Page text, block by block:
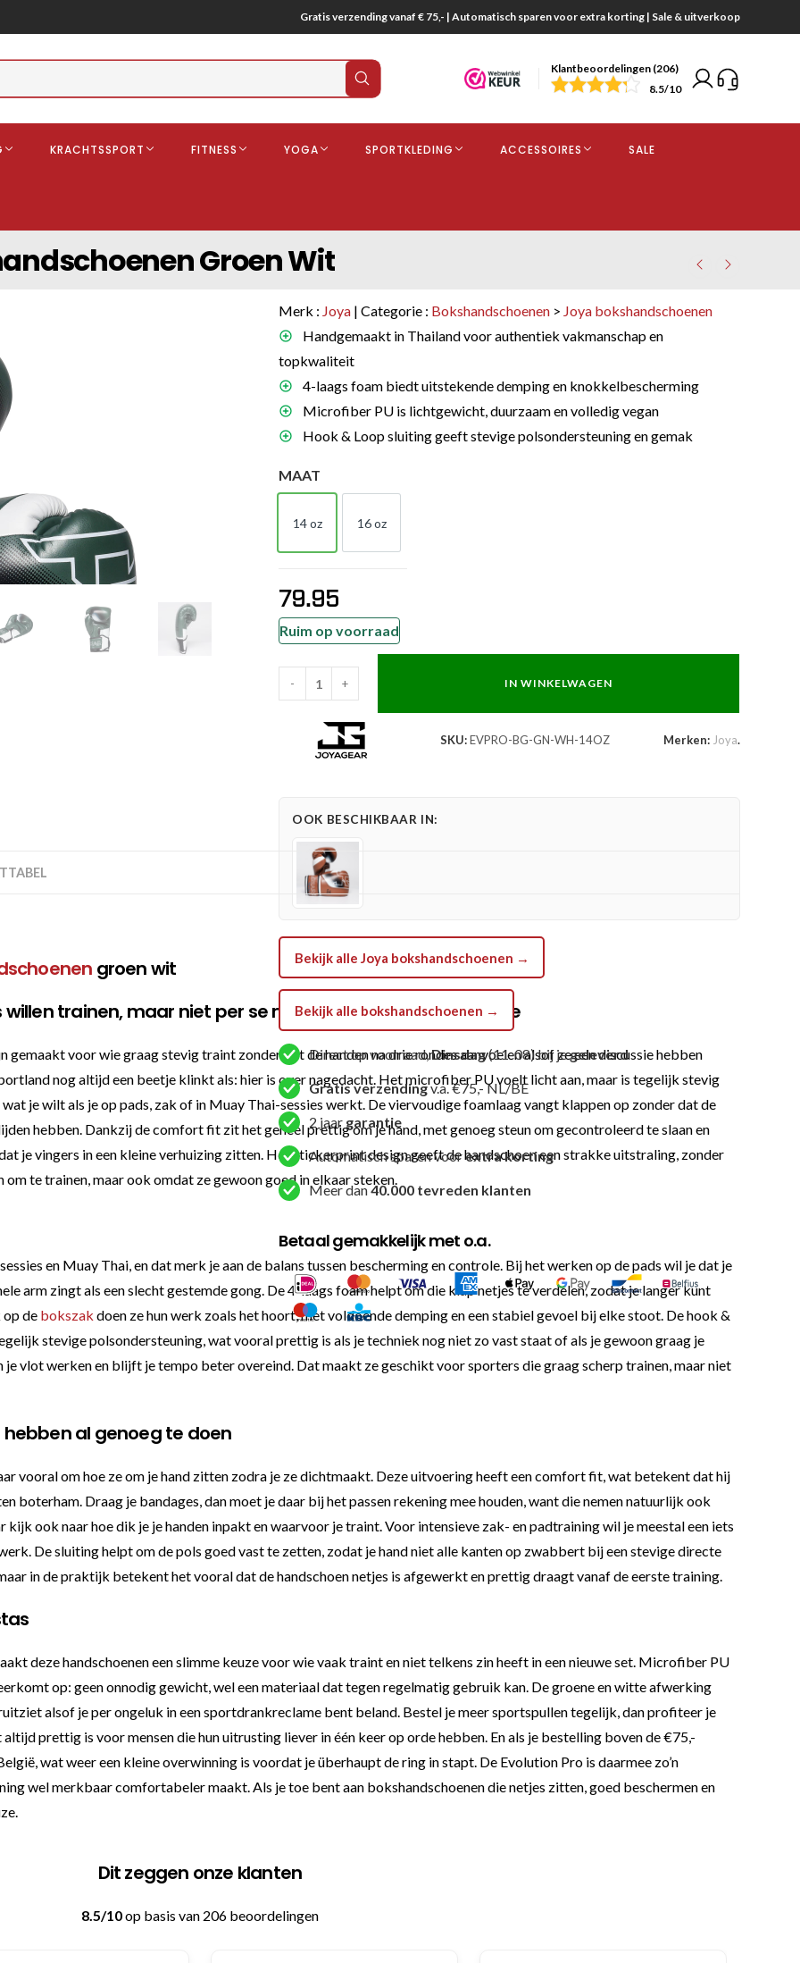
Gratis verzending vanaf € 75,- | Automatisch sparen voor extra korting | Sale & uitverkoop
Klantbeoordelingen (206)
8.5/10
Gebitsbescherming
en pads
KRACHTSSPORT FITNESS YOGA SPORTKLEDING ACCESSOIRES SALE
Groen Wit
Merk : Joya | Categorie : Bokshandschoenen > Joya bokshandschoenen
Handgemaakt in Thailand voor authentiek vakmanschap en
topkwaliteit
4-laags foam biedt uitstekende demping en knokkelbescherming
Microfiber PU is lichtgewicht, duurzaam en volledig vegan
Hook & Loop sluiting geeft stevige polsondersteuning en gemak
MAAT
14 oz
14 OZ
16 oz
16 OZ
79.95
Ruim op voorraad
Bokshandschoenen
aantal
- + IN WINKELWAGEN
SKU:EVPRO-BG-GN-WH-14OZ Merken: Joya.
OOK BESCHIKBAAR IN:
Bekijk alle Joya bokshandschoenen →
Bekijk alle bokshandschoenen →
Direct op voorraad,Dinsdag(11-08) bij jegeleverd
Gratis verzendingv.a. €75,- NL/BE
2 jaar garantie
Automatisch sparen voorextra korting
Meer dan40.000 tevreden klanten
Betaal gemakkelijk met o.a.
groen wit
trainen, maar niet per se met een dramatische entree
gemaakt voor wie graag stevig traint zonder dat de handen na drie rondes aanvoelen alsof ze een discussie hebben
nog altijd een beetje klinkt als: hier is over nagedacht. Het microfiber PU voelt licht aan, maar is tegelijk stevig
je wilt als je op pads, zak of in Muay Thai-sessies werkt. De viervoudige foamlaag vangt klappen op zonder dat de
hebben. Dankzij de comfort fit zit het geheel prettig om je hand, met genoeg steun om gecontroleerd te slaan en
je vingers in een kleine verhuizing zitten. Het stickerprint design geeft de handschoen een strakke uitstraling, zonder
te trainen, maar ook omdat ze gewoon goed in elkaar steken.
en Muay Thai, en dat merk je aan de balans tussen bescherming en controle. Bij het werken op de pads wil je dat je
arm zingt als een slecht gestemde gong. De 4-laags foam helpt om die klap netjes te verdelen, zodat je langer kunt
op de bokszak doen ze hun werk zoals het hoort, met voldoende demping en een stabiel gevoel bij elke stoot. De hook &
stevige polsondersteuning, wat vooral prettig is als je techniek nog niet zo vast staat of als je gewoon graag je
je vlot werken en blijft je tempo beter overeind. Dat maakt ze geschikt voor sporters die graag scherp trainen, maar niet
al genoeg te doen
vooral om hoe ze om je hand zitten zodra je ze dichtmaakt. Deze uitvoering heeft een comfort fit, wat betekent dat hij
boterham. Draag je bandages, dan moet je daar bij het passen rekening mee houden, want die nemen natuurlijk ook
kijk ook naar hoe dik je je handen inpakt en waarvoor je traint. Voor intensieve zak- en padtraining wil je meestal een iets
De sluiting helpt om de pols goed vast te zetten, zodat je hand niet alle kanten op zwabbert bij een stevige directe
in de praktijk betekent het vooral dat de handschoen netjes is afgewerkt en prettig draagt vanaf de eerste training.
deze handschoenen een slimme keuze voor wie vaak traint en niet telkens zin heeft in een nieuwe set. Microfiber PU
op: geen onnodig gewicht, wel een materiaal dat tegen regelmatig gebruik kan. De groene en witte afwerking
alsof je per ongeluk in een sportdrankreclame bent beland. Bestel je meer sportspullen tegelijk, dan profiteer je
prettig is voor mensen die hun uitrusting liever in één keer op orde hebben. En als je bestelling boven de €75,-
wat weer een kleine overwinning is voordat je überhaupt de ring in stapt. De Evolution Pro is daarmee zo’n
wel merkbaar comfortabeler maakt. Als je toe bent aan bokshandschoenen die netjes zitten, goed beschermen en
Dit zeggen onze klanten
8.5/10op basis van 206 beoordelingen